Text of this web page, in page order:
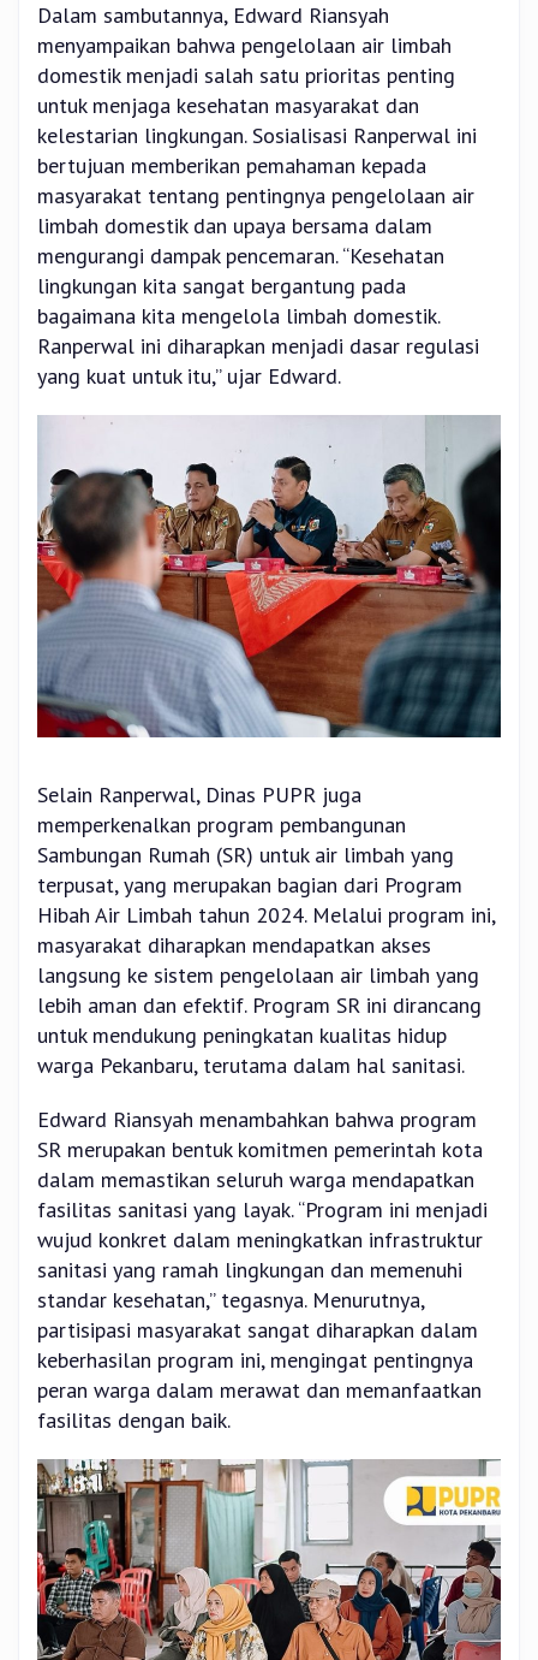
Dalam sambutannya, Edward Riansyah
menyampaikan bahwa pengelolaan air limbah
domestik menjadi salah satu prioritas penting
untuk menjaga kesehatan masyarakat dan
kelestarian lingkungan. Sosialisasi Ranperwal ini
bertujuan memberikan pemahaman kepada
masyarakat tentang pentingnya pengelolaan air
limbah domestik dan upaya bersama dalam
mengurangi dampak pencemaran. “Kesehatan
lingkungan kita sangat bergantung pada
bagaimana kita mengelola limbah domestik.
Ranperwal ini diharapkan menjadi dasar regulasi
yang kuat untuk itu,” ujar Edward.
Selain Ranperwal, Dinas PUPR juga
memperkenalkan program pembangunan
Sambungan Rumah (SR) untuk air limbah yang
terpusat, yang merupakan bagian dari Program
Hibah Air Limbah tahun 2024. Melalui program ini,
masyarakat diharapkan mendapatkan akses
langsung ke sistem pengelolaan air limbah yang
lebih aman dan efektif. Program SR ini dirancang
untuk mendukung peningkatan kualitas hidup
warga Pekanbaru, terutama dalam hal sanitasi.
Edward Riansyah menambahkan bahwa program
SR merupakan bentuk komitmen pemerintah kota
dalam memastikan seluruh warga mendapatkan
fasilitas sanitasi yang layak. “Program ini menjadi
wujud konkret dalam meningkatkan infrastruktur
sanitasi yang ramah lingkungan dan memenuhi
standar kesehatan,” tegasnya. Menurutnya,
partisipasi masyarakat sangat diharapkan dalam
keberhasilan program ini, mengingat pentingnya
peran warga dalam merawat dan memanfaatkan
fasilitas dengan baik.